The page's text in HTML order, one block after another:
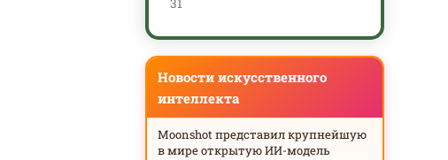
Новости искусственного
интеллекта
Moonshot представил крупнейшую
в мире открытую ИИ-модель